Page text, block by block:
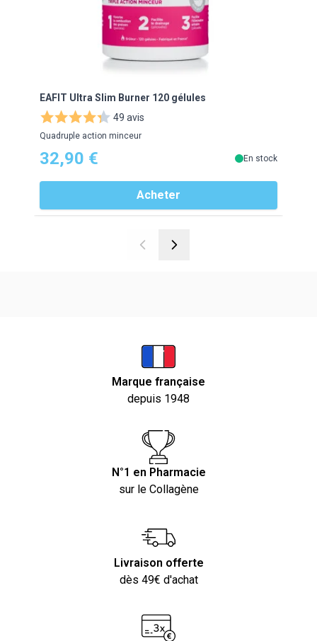
EAFIT Ultra Slim Burner 120 gélules
49 avis
Quadruple action minceur
32,90 € En stock
Acheter
Marque française
depuis 1948
N°1 en Pharmacie
sur le Collagène
Livraison offerte
dès 49€ d'achat